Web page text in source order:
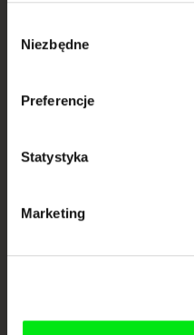
zgody
Niezbędne
Preferencje
Statystyka
Marketing
Portal DAFilms.pl powstał w
współpracy 7 europejskich
jest przesuwać granice